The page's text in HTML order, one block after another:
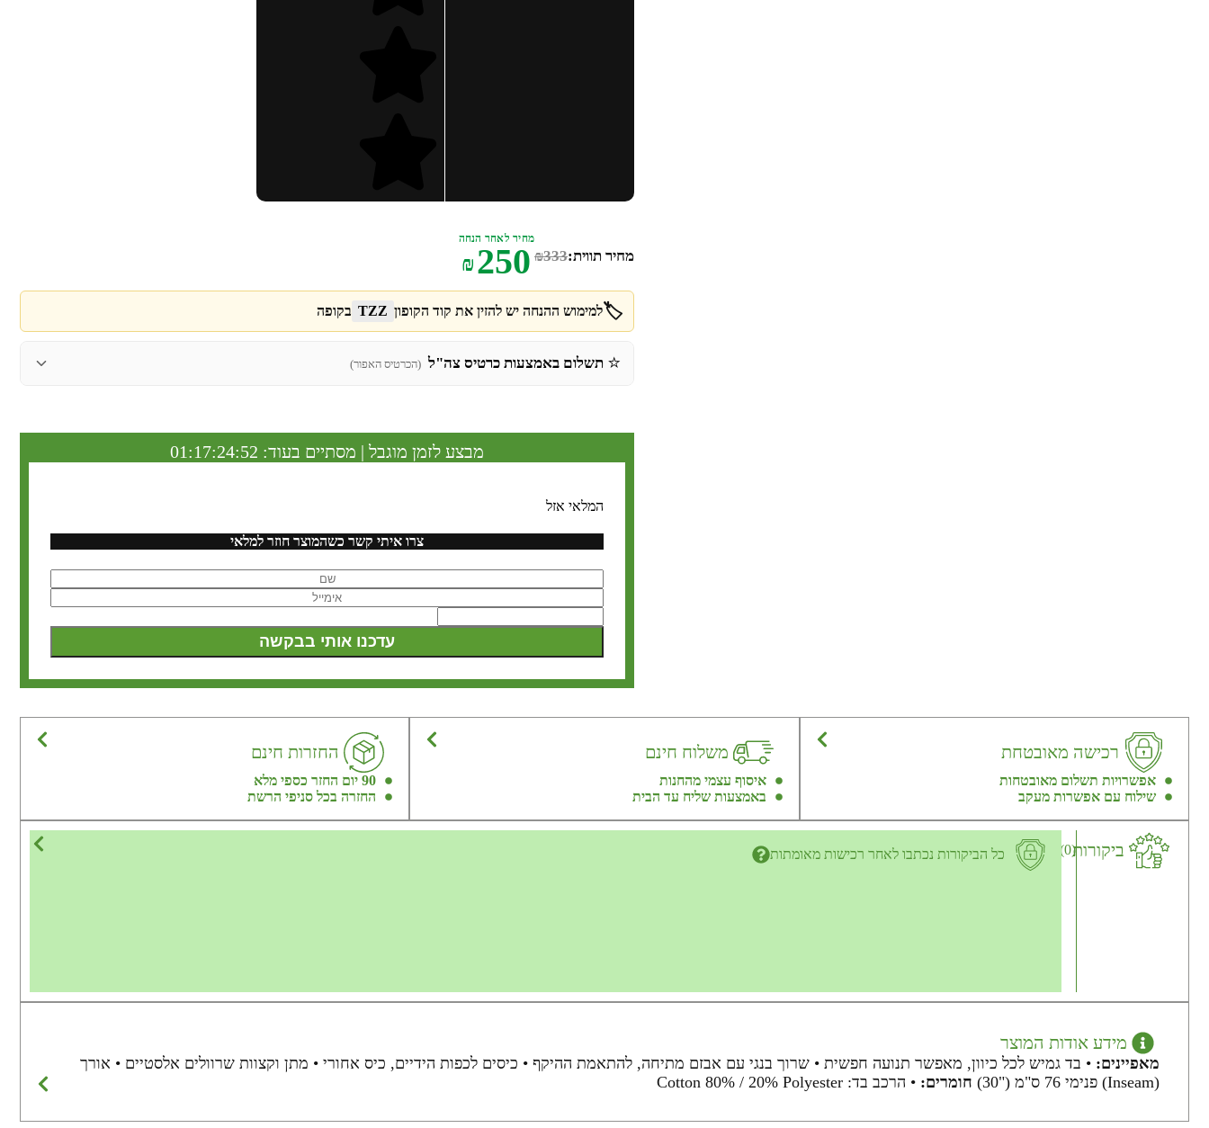
מחיר תווית: ₪333
מחיר לאחר הנחה
₪250
🏷️למימוש ההנחה יש להזין את קוד הקופון TZZ בקופה
⭐ תשלום באמצעות כרטיס צה"ל (הכרטיס האפור)
מבצע לזמן מוגבל | מסתיים בעוד: 01:17:24:51
המלאי אזל
צרו איתי קשר כשהמוצר חוזר למלאי
רכישה מאובטחת
אפשרויות תשלום מאובטחות
שילוח עם אפשרות מעקב
משלוח חינם
איסוף עצמי מהחנות
באמצעות שליח עד הבית
החזרות חינם
90 יום החזר כספי מלא
החזרה בכל סניפי הרשת
ביקורות(0) כל הביקורות נכתבו לאחר רכישות מאומתות
מידע אודות המוצר
מאפיינים: • בד גמיש לכל כיוון, מאפשר תנועה חפשית • שרוך בנגי עם אבזם מתיחה, להתאמת ההיקף • כיסים לכפות הידיים, כיס אחורי • מתן וקצוות שרוולים אלסטיים • אורך
(Inseam) פנימי 76 ס"מ ("30)
חומרים: • הרכב בד: Cotton 80% / 20% Polyester